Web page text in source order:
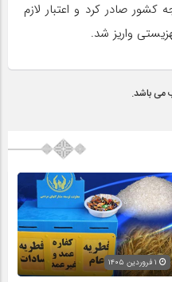
کشور صادر کرد و اعتبار لازم
واریز شد.
می باشد.